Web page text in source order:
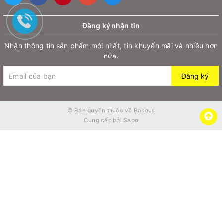
mà không ảnh hưởng đến tốc độ sạc của thiết bị.
Hình ảnhCáp sạc nhanh Baseus CoolPlay Series Fast
Charging Cable USB to iP 2.4ACAKW
Đăng ký nhận tin
Nhận thông tin sản phẩm mới nhất, tin khuyến mãi và nhiều hơn
nữa.
Đăng ký
© Bản quyền thuộc về Baseus
Cung cấp bởi Sapo